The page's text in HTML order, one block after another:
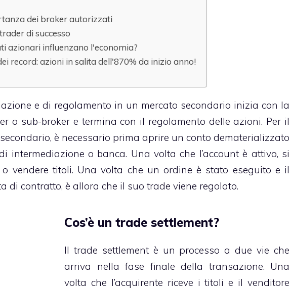
dei broker autorizzati
di successo
azionari influenzano l'economia?
record: azioni in salita dell'870% da inizio anno!
e di regolamento in un mercato secondario inizia con la
o sub-broker e termina con il regolamento delle azioni. Per il
è necessario prima aprire un conto dematerializzato
intermediazione o banca. Una volta che l’account è attivo, si
vendere titoli. Una volta che un ordine è stato eseguito e il
di contratto, è allora che il suo trade viene regolato.
Cos’è un trade settlement?
Il trade settlement è un processo a due vie che
arriva nella fase finale della transazione. Una
volta che l’acquirente riceve i titoli e il venditore